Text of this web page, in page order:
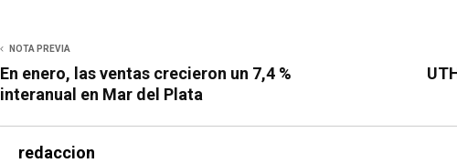
NOTA PREVIA
En enero, las ventas crecieron un 7,4 %
interanual en Mar del Plata
redaccion